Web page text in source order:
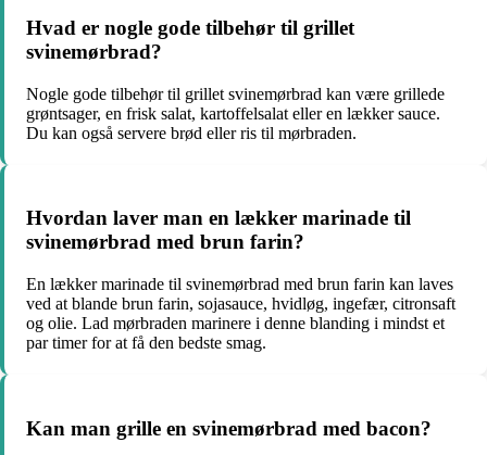
Hvad er nogle gode tilbehør til grillet
svinemørbrad?
Nogle gode tilbehør til grillet svinemørbrad kan være grillede
grøntsager, en frisk salat, kartoffelsalat eller en lækker sauce.
Du kan også servere brød eller ris til mørbraden.
Hvordan laver man en lækker marinade til
svinemørbrad med brun farin?
En lækker marinade til svinemørbrad med brun farin kan laves
ved at blande brun farin, sojasauce, hvidløg, ingefær, citronsaft
og olie. Lad mørbraden marinere i denne blanding i mindst et
par timer for at få den bedste smag.
Kan man grille en svinemørbrad med bacon?